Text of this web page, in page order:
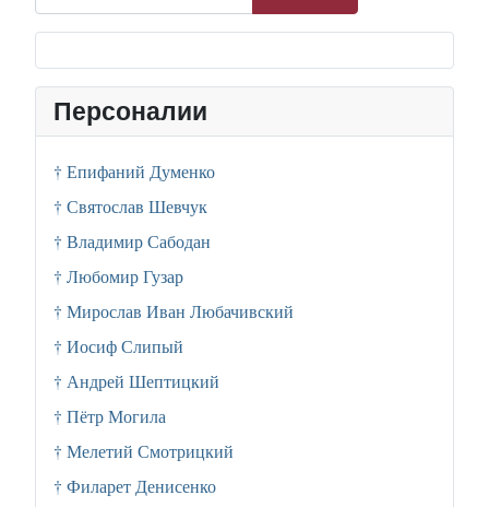
Персоналии
† Епифаний Думенко
† Святослав Шевчук
† Владимир Сабодан
† Любомир Гузар
† Мирослав Иван Любачивский
† Иосиф Слипый
† Андрей Шептицкий
† Пётр Могила
† Мелетий Смотрицкий
† Филарет Денисенко